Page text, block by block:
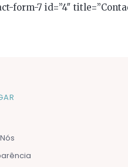
form-7 id=”4″